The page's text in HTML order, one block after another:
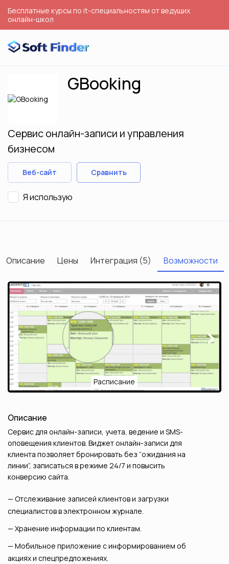
Бесплатные курсы по it-специальностям от ведущих
онлайн-школ
GBooking
Сервис онлайн-записи и управления
бизнесом
Веб-сайт Сравнить
Я использую
Описание Цены Интеграция (5) Возможности
Описание
Сервис для онлайн-записи, учета, ведение и SMS-
оповещения клиентов. Виджет онлайн-записи для
клиента позволяет бронировать без “ожидания на
линии”, записаться в режиме 24/7 и повысить
конверсию сайта.
Отслеживание записей клиентов и загрузки
специалистов в электронном журнале.
Хранение информации по клиентам.
Мобильное приложение с информированием об
акциях и спецпредложениях.
Previous
Расписание
Данные клиента
Записи
Мастера
Next